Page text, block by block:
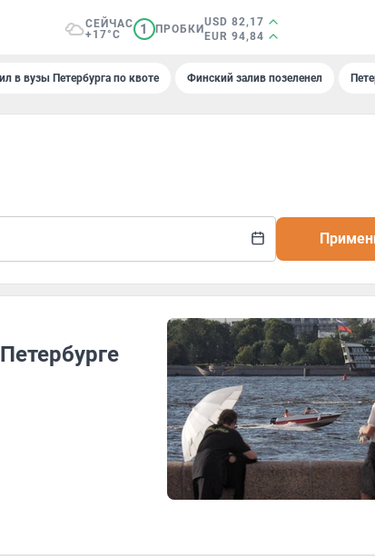
СЕЙЧАС
+17°C
1 ПРОБКИ
USD 82,17
EUR 94,84
в вузы Петербурга по квоте Финский залив позеленел